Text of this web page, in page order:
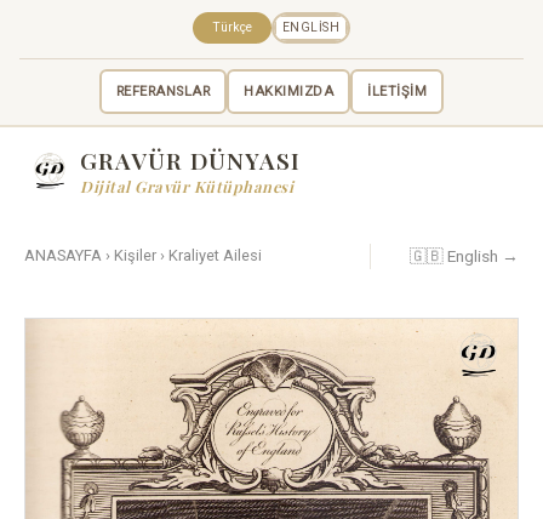
REFERANSLAR HAKKIMIZDA İLETİŞİM
Türkçe ENGLISH
GRAVÜR DÜNYASI
Dijital Gravür Kütüphanesi
ANASAYFA › Kişiler › Kraliyet Ailesi 🇬🇧 English →